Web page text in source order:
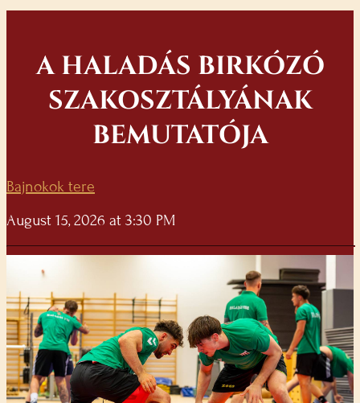
A HALADÁS BIRKÓZÓ
SZAKOSZTÁLYÁNAK
BEMUTATÓJA
Bajnokok tere
August 15, 2026 at 3:30 PM